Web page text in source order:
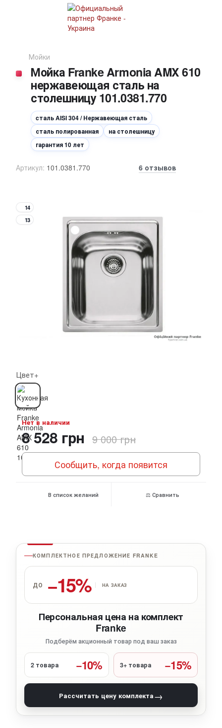
Мойки
Мойка Franke Armonia AMX 610
нержавеющая сталь на
столешницу 101.0381.770
cталь AISI 304 / Нержавеющая сталь
сталь полированная
на столешницу
гарантия 10 лет
Артикул: 101.0381.770 6 отзывов
14
13
Цвет+
Нет в наличии
8 528 грн 9 000 грн
Сообщить, когда появится
В список желаний ⚖ Сравнить
КОМПЛЕКТНОЕ ПРЕДЛОЖЕНИЕ FRANKE
ДО −15% НА ЗАКАЗ
Персональная цена на комплект
Franke
Подберём акционный товар под ваш заказ
2 товара −10% 3+ товара −15%
Рассчитать цену комплекта→